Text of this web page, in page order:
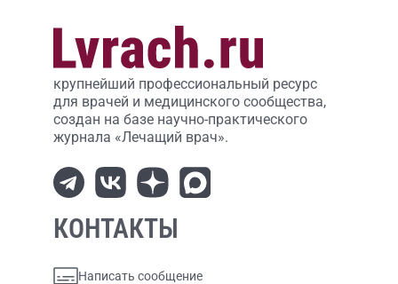
крупнейший профессиональный ресурс
для врачей и медицинского сообщества,
создан на базе научно-практического
журнала «Лечащий врач».
КОНТАКТЫ
Написать сообщение